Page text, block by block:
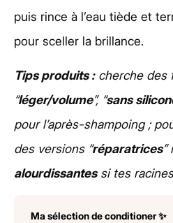
puis rince à l’eau tiède et
pour sceller la brillance.
Tips produits :cherche des
“léger/volume”, “sans
pour l’après-shampoing ;
des versions “réparatrices”
alourdissantessi tes
Ma sélection de conditioner ✨